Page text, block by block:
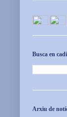
Busca en
Arxiu de